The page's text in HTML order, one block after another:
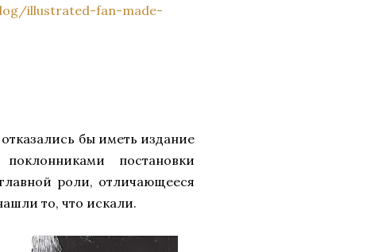
illustrated-fan-made-
бы иметь издание
постановки
роли, отличающееся
то, что искали.